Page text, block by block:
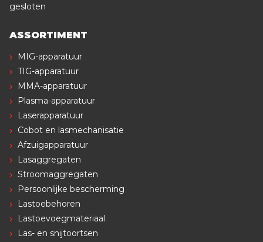
gesloten
ASSORTIMENT
MIG-apparatuur
TIG-apparatuur
MMA-apparatuur
Plasma-apparatuur
Laserapparatuur
Cobot en lasmechanisatie
Afzuigapparatuur
Lasaggregaten
Stroomaggregaten
Persoonlijke bescherming
Lastoebehoren
Lastoevoegmateriaal
Las- en snijtoortsen